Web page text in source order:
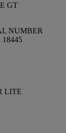
GT
NUMBER
LITE